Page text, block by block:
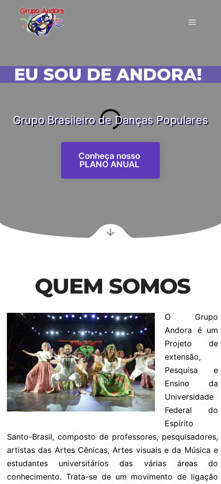
EU SOU DE ANDORA!
Grupo Brasileiro de Danças Populares
Conheça nosso
PLANO ANUAL
QUEM SOMOS
O Grupo
Andora é um
Projeto de
extensão,
Pesquisa e
Ensino da
Universidade
Federal do
Espírito
Santo-Brasil, composto de professores, pesquisadores,
artistas das Artes Cênicas, Artes visuais e da Música e
estudantes universitários das várias áreas do
conhecimento. Trata-se de um movimento de ligação